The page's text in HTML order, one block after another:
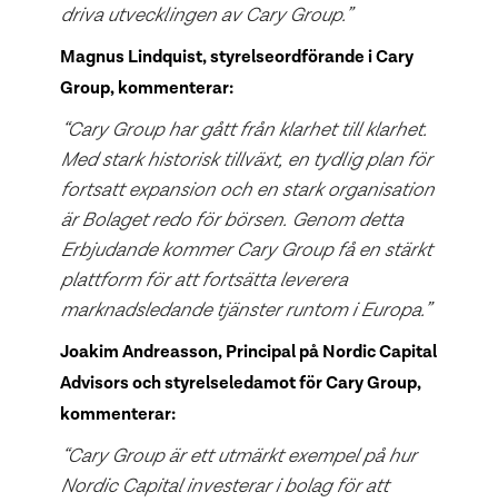
driva utvecklingen av Cary Group.”
Magnus Lindquist, styrelseordförande i Cary
Group, kommenterar:
“Cary Group har gått från klarhet till klarhet.
Med stark historisk tillväxt, en tydlig plan för
fortsatt expansion och en stark organisation
är Bolaget redo för börsen. Genom detta
Erbjudande kommer Cary Group få en stärkt
plattform för att fortsätta leverera
marknadsledande tjänster runtom i Europa.”
Joakim Andreasson, Principal på Nordic Capital
Advisors och styrelseledamot för Cary Group,
kommenterar:
“Cary Group är ett utmärkt exempel på hur
Nordic Capital investerar i bolag för att